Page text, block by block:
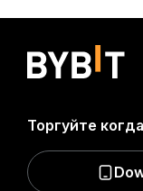
Торгуйте
20 USDT для
криптовалют